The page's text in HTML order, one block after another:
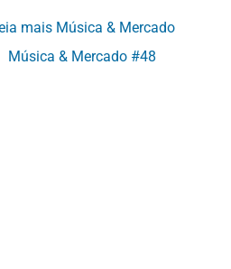
mais Música & Mercado
Música & Mercado #48